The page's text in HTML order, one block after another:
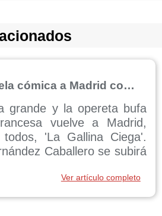
Vuelve la zarzuela cómica a Madrid con 'La Gallina Ciega'
grande y la opereta bufa
vuelve a Madrid,
'La Gallina Ciega'.
Caballero se subirá
este mes de mayo,
ciclo bautizado como
Ver artículo completo